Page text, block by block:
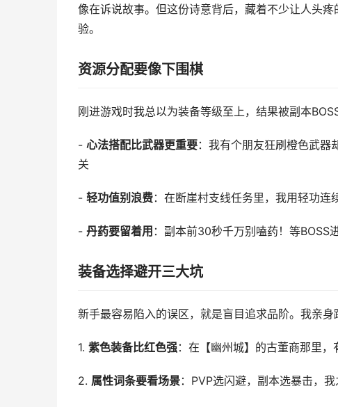
像在诉说故事。但这份诗意背后，藏着不少让人头
验。
资源分配要像下围棋
刚进游戏时我总以为装备等级至上，结果被副本
- 心法搭配比武器更重要：我有个朋友狂刷橙色武
关
- 轻功值别浪费：在断崖村支线任务里，我用轻功连
- 丹药要留着用 ：副本前30秒千万别嗑药！等BOSS
装备选择避开三大坑
新手最容易陷入的误区，就是盲目追求品阶。我亲身
1. 紫色装备比红色强：在【幽州城】的古董商那里
2. 属性词条要看场景：PVP选闪避，副本选暴击，